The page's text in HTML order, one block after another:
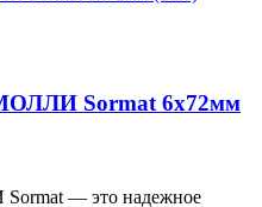
Sormat 6х72мм
— это надежное